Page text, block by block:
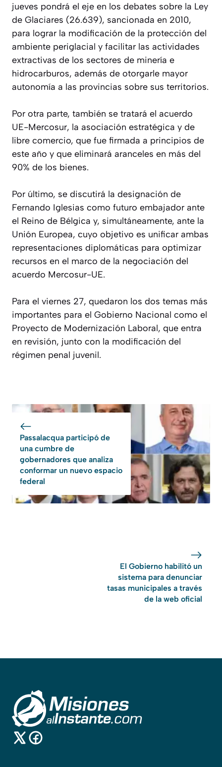
jueves pondrá el eje en los debates sobre la Ley
de Glaciares (26.639), sancionada en 2010,
para lograr la modificación de la protección del
ambiente periglacial y facilitar las actividades
extractivas de los sectores de minería e
hidrocarburos, además de otorgarle mayor
autonomía a las provincias sobre sus territorios.
Por otra parte, también se tratará el acuerdo
UE-Mercosur, la asociación estratégica y de
libre comercio, que fue firmada a principios de
este año y que eliminará aranceles en más del
90% de los bienes.
Por último, se discutirá la designación de
Fernando Iglesias como futuro embajador ante
el Reino de Bélgica y, simultáneamente, ante la
Unión Europea, cuyo objetivo es unificar ambas
representaciones diplomáticas para optimizar
recursos en el marco de la negociación del
acuerdo Mercosur-UE.
Para el viernes 27, quedaron los dos temas más
importantes para el Gobierno Nacional como el
Proyecto de Modernización Laboral, que entra
en revisión, junto con la modificación del
régimen penal juvenil.
Passalacqua participó de
una cumbre de
gobernadores que analiza
conformar un nuevo espacio
federal
El Gobierno habilitó un
sistema para denunciar
tasas municipales a través
de la web oficial